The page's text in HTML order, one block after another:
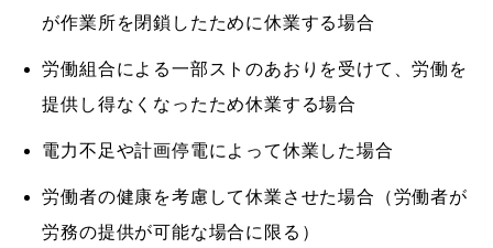
が作業所を閉鎖したために休業する場合
労働組合による一部ストのあおりを受けて、労働を
提供し得なくなったため休業する場合
電力不足や計画停電によって休業した場合
労働者の健康を考慮して休業させた場合（労働者が
労務の提供が可能な場合に限る）